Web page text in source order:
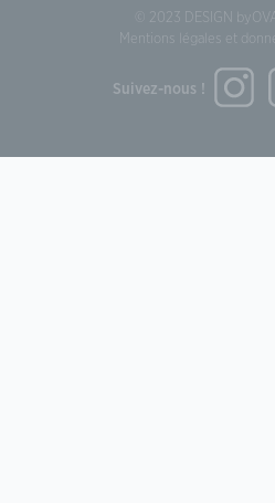
Mentions légales et
Suivez-nous !